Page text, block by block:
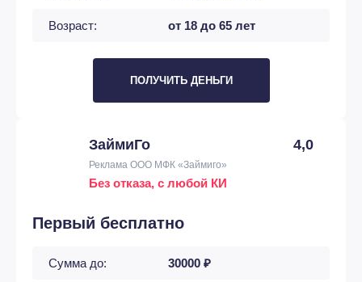
Возраст: от 18 до 65 лет
ПОЛУЧИТЬ ДЕНЬГИ
ЗаймиГо 4,0
Реклама ООО МФК «Займиго»
Без отказа, с любой КИ
Первый бесплатно
Сумма до: 30000 ₽